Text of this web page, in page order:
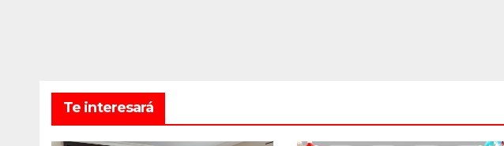
Te interesará